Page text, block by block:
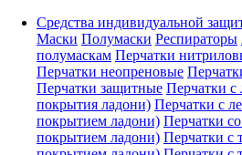
Средства индивидуальной
Маски Полумаски Респираторы
полумаскам Перчатки
Перчатки неопреновые
Перчатки защитные Перчатки с
покрытия ладони) Перчатки с
покрытием ладони) Перчатки
покрытием ладони) Перчатки с